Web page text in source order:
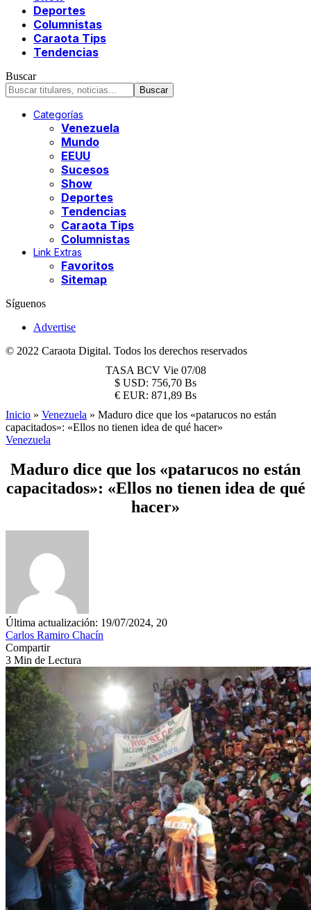
Deportes
Columnistas
Caraota Tips
Tendencias
Buscar
Categorías
Venezuela
Mundo
EEUU
Sucesos
Show
Deportes
Tendencias
Caraota Tips
Columnistas
Link Extras
Favoritos
Sitemap
Síguenos
Advertise
© 2022 Caraota Digital. Todos los derechos reservados
TASA BCV Vie 07/08
$ USD: 756,70 Bs
€ EUR: 871,89 Bs
Inicio » Venezuela » Maduro dice que los «patarucos no están
capacitados»: «Ellos no tienen idea de qué hacer»
Venezuela
Maduro dice que los «patarucos no están
capacitados»: «Ellos no tienen idea de qué
hacer»
Última actualización: 19/07/2024, 20
Carlos Ramiro Chacín
Compartir
3 Min de Lectura